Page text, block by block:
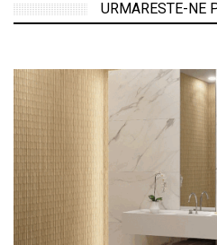
URMARESTE-NE